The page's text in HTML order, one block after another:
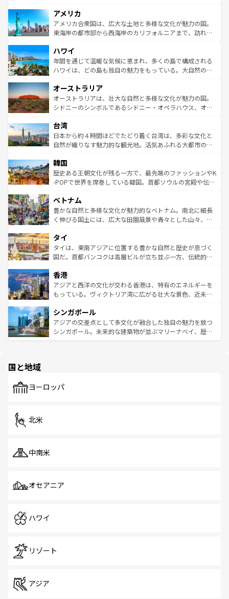
ンツ一覧を参照してほしい。
の建物がそのまま残る町や、スイスならではのユニークな
博物館もあり、アルプス観光だけでなく町歩きも満喫する
ことができる。国民の所得が高いため物価も高いが、旅行
ば市内交通費無料で観光を楽しむこともできる。 なお、新
着のスイス情報はコンテンツ一覧 を参照してほしい。
アメリカ
アメリカ合衆国は、広大な土地と多様な文化が魅力の国。
東海岸の都市部から西海岸のカリフォルニアまで、訪れる
のような巨大都市は、観光、ショッピング、エンターテイ
ンメントが詰まった刺激的なスポットだ。一方、アメリカ
西部には大自然が広がり、グランドキャニオンやイエロー
部のニューオーリンズでは、音楽と美食が融合した独特の
文化が魅力。旅行者はアメリカの各地域で異なる魅力を楽
しみながら、その多様性と豊かな歴史を感じることができ
ならではの贅沢な旅のスタイルだ。 なお、新着のアメリカ
情報はコンテンツ一覧を参照してほしい。
ハワイ
年間を通じて温暖な気候に恵まれ、多くの島で構成される
ハワイは、どの島も独自の魅力をもっている。大自然の神
ワイ島は見逃せない。また、定番の観光地といえばオアフ
島だが、静かな自然を求めるならマウイ島やカウアイ島が
おすすめ。エメラルドグリーンに輝く海をはじめ、豊かな
れるおもてなしの心で訪れる人々を迎えてくれるハワイの
人々、おいしいローカルフードやハワイアンミュージッ
ク、伝統的なフラダンスなど、すべてがハワイの魅力を彩
ワイを、存分に味わってほしい。 なお、新着のハワイ情報
はコンテンツ一覧を参照してほしい。
オーストラリア
オーストラリアは、壮大な自然と多様な文化が魅力の国。
シドニーのシンボルであるシドニー・オペラハウス、オー
リアリーフや大陸中央部にそびえるウルル（エアーズロッ
ク）、タスマニアの美しい原生林やケアンズの熱帯雨林な
ど、見どころがたくさん。また、カフェやワイン、オージ
いる。アクティビティも充実しており、サーフィンやダイ
ビング、ハイキングなど、アウトドア好きにはたまらな
い。オーストラリアの多彩な魅力を存分に味わいつくそ
参照してほしい。
台湾
日本から約４時間ほどでたどり着く台湾は、多彩な文化と
自然が織りなす魅力的な観光地。活気あふれる大都市の台
ン）、静ひつな山岳地帯である台湾東部など、都市の喧騒
と山間の静けさが共存しており、訪れる人に新しい発見と
驚きをもたらしてくれる。また、奥深い台湾の食文化も魅
容にもいいと評判のスイーツなど、バラエティ豊かな料理
が味わえる。 なお、新着の台湾情報は コンテンツ一覧を参
照してほしい。
韓国
歴史ある王朝文化が残る一方で、最先端のファッションやK
-POPで世界を席巻している韓国。首都ソウルの宮殿や伝統
き、地方に足を延ばせば四季折々の自然美を楽しむことが
できる。そして、キムチや焼肉、絶品のストリートフード
まで、さまざまな韓国料理が待っている。夜には、韓国な
リティに包まれながら、韓国の多彩な魅力を心ゆくまで味
わってみてほしい。 なお、新着の韓国情報はコンテンツ一
覧を参照してほしい。
ベトナム
豊かな自然と多様な文化が魅力的なベトナム。南北に細長
く伸びる国土には、広大な田園風景や青々とした山々、世
急速な発展と共に伝統が息づく。ハノイの古い町並みやホ
ーチミン市のフランス統治時代の建物も、独特の雰囲気を
醸し出している。また、バラエティの豊かさとおいしさで
とつ。フォーやバインミー、ベトナムコーヒーなどは、ぜ
ひ現地で味わいたい。どの地域を訪れてもあたたかい人々
が旅行者を迎えてくれるので、きっと忘れられない旅にな
参照してほしい。
タイ
タイは、東南アジアに位置する豊かな自然と歴史が息づく
国だ。首都バンコクは高層ビルが立ち並ぶ一方、伝統的な
の活気が交差している。北部ではチェンマイなどの山岳地
帯で自然と触れ合い、南部ではプーケットやクラビの美し
いビーチでリゾート気分を楽しむことができる。タイ料理
激する。気候は一年中温暖で、どの季節にも異なる楽しみ
が待っている。親しみやすいタイの人々、仏教を中心とし
た文化、そして多様な観光資源が、訪れる旅人を魅了し続
香港
アジアと西洋の文化が交わる香港は、特有のエネルギーを
もっている。ヴィクトリア湾に広がる壮大な景色、近未来
み、どこを訪れても感動するはず。観光スポットが密集し
ており、効率よく見どころを回れるのも魅力。息をのむよ
うな絶景から文化的な体験まで、香港を存分に楽しみ尽く
シンガポール
アジアの交差点として多文化が融合した独自の魅力を放つ
シンガポール。未来的な建築物が並ぶマリーナベイ、歴史
で、ホーカーズは地元の風情を楽しめる外せないスポット
国と地域
ヨーロッパ
北米
中南米
オセアニア
ハワイ
リゾート
アジア